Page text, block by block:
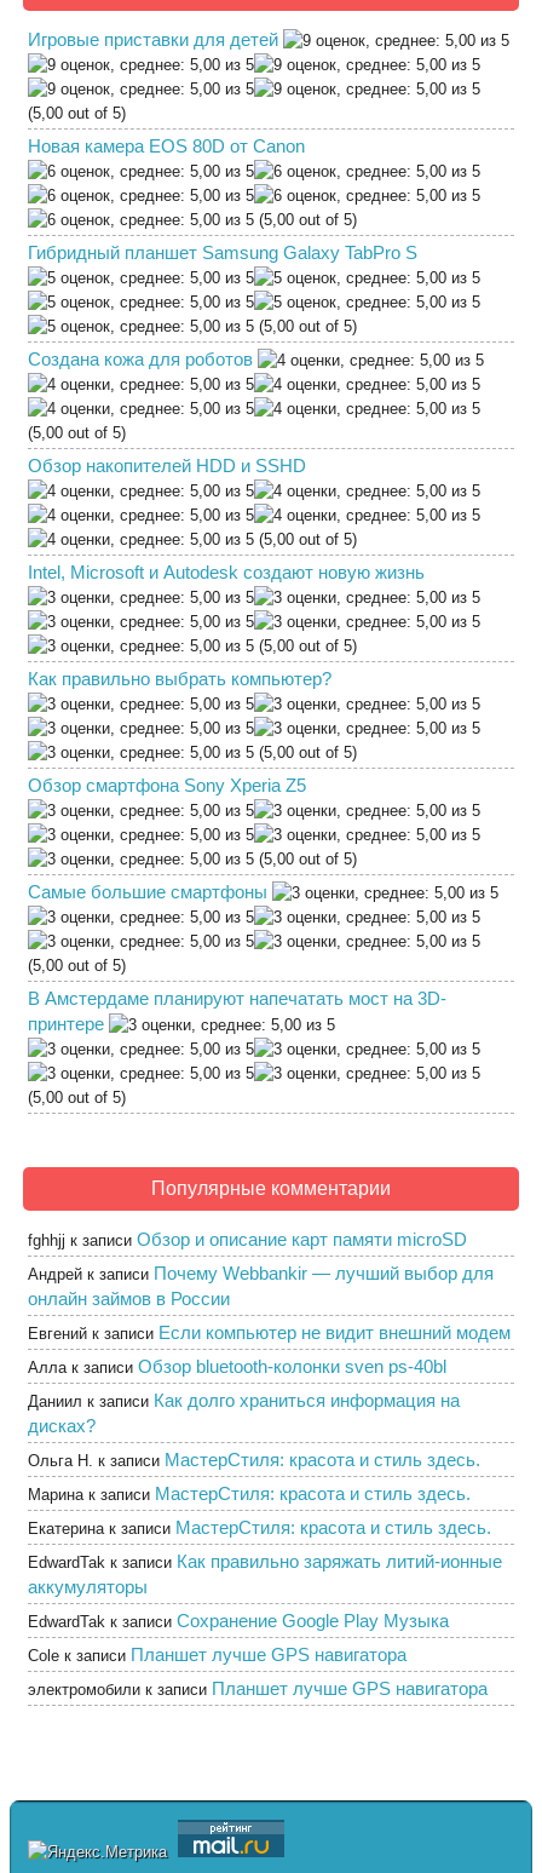
Игровые приставки для детей
(5,00 out of 5)
Новая камера EOS 80D от Canon
(5,00 out of 5)
Гибридный планшет Samsung Galaxy TabPro S
(5,00 out of 5)
Создана кожа для роботов
(5,00 out of 5)
Обзор накопителей HDD и SSHD
(5,00 out of 5)
Intel, Microsoft и Autodesk создают новую жизнь
(5,00 out of 5)
Как правильно выбрать компьютер?
(5,00 out of 5)
Обзор смартфона Sony Xperia Z5
(5,00 out of 5)
Самые большие смартфоны
(5,00 out of 5)
В Амстердаме планируют напечатать мост на 3D-
принтере
(5,00 out of 5)
Популярные комментарии
fghhjj к записи Обзор и описание карт памяти microSD
Андрей к записи Почему Webbankir — лучший выбор для
онлайн займов в России
Евгений к записи Если компьютер не видит внешний модем
Аллак записи Обзор bluetooth-колонки sven ps-40bl
Даниил к записи Как долго храниться информация на
дисках?
Ольга Н. к записи МастерСтиля: красота и стиль здесь.
Маринак записи МастерСтиля: красота и стиль здесь.
Екатеринак записи МастерСтиля: красота и стиль здесь.
EdwardTak к записи Как правильно заряжать литий-ионные
аккумуляторы
EdwardTak к записи Сохранение Google Play Музыка
Cole к записи Планшет лучше GPS навигатора
электромобили к записи Планшет лучше GPS навигатора